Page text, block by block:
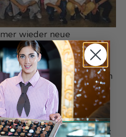
wieder neue
ihn Trends entdecken
media. Auch wenn der
von seinen beiden Söhnen
in seiner
als Senior Chef
in der Backstube zu
und Raphael wissen: